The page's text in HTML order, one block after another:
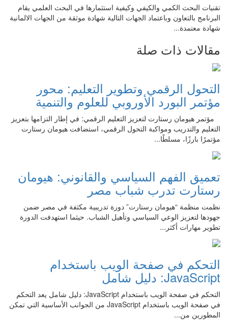
تقنيات البحث الكمي والكيفي وكيفية استثمارها في البحث العلمي يقام
البرنامج بالتعاون وباعتماد الجهات التالية شهادة موثقة من الجهات الالمانية
شهادة معتمدة...
مقالات ذات صلة
التحول الرقمي وتطوير التعليم: محور
مؤتمر البورد الأوروبي للعلوم والتنمية
مؤتمر هيومان رستارت لتعزيز التعليم الرقمي: في إطار التزامها بتعزيز
التعليم والتدريب ومواكبة التحول الرقمي، استضافت هيومان رستارت
مؤتمرًا بارزًا، مسلطًا...
تعميق الفهم السياسي والقانوني: هيومان
رستارت تدرب شباب مصر
نظمت منظمة “هيومان رستارت” دورة تدريبية مكثفة في مصر ضمن
جهودها لتعزيز الوعي السياسي وتأهيل الشباب. حيثما استهدفت الدورة
تطوير مهارات أكثر...
التحكم في صفحة الويب باستخدام
JavaScript: دليل شامل
التحكم في صفحة الويب باستخدام JavaScript: دليل شامل يعد التحكم
في صفحة الويب باستخدام JavaScript من الجوانب الأساسية التي تمكن
المطورين من...